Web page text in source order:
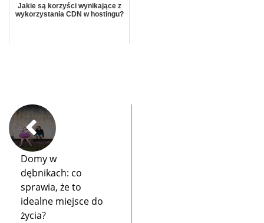
Jakie są korzyści wynikające z
wykorzystania CDN w hostingu?
Domy w
dębnikach: co
sprawia, że to
idealne miejsce do
życia?